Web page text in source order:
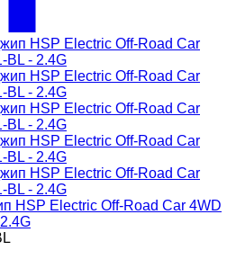
HSP Electric Off-Road Car 4WD